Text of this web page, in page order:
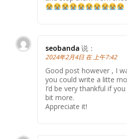
seobanda 说：
2024年2月4日 在 上午7:42
Good post however , I
you could write a litte
I’d be very thankful if
bit more.
Appreciate it!